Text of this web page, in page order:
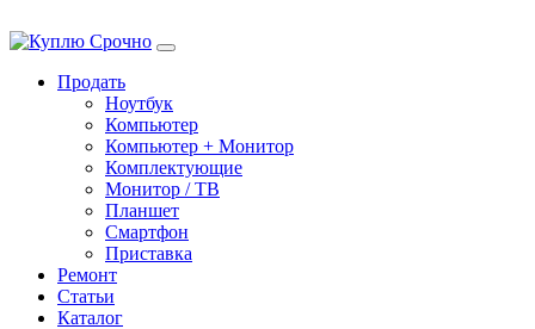
Продать
Ноутбук
Компьютер
Компьютер + Монитор
Комплектующие
Монитор / ТВ
Планшет
Смартфон
Приставка
Ремонт
Статьи
Каталог